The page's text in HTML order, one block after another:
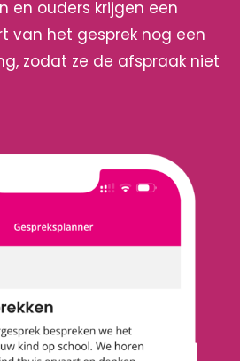
en ouders krijgen een
van het gesprek nog een
zodat ze de afspraak niet